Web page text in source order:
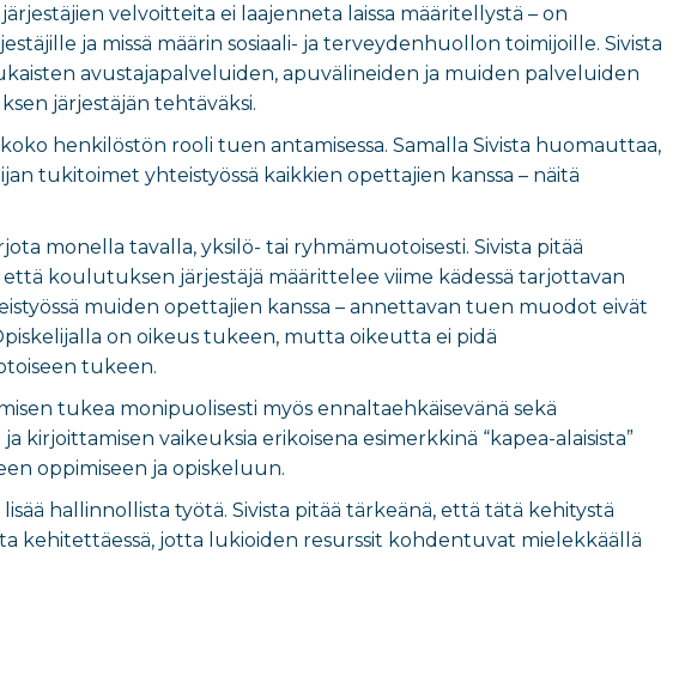
velvoitteita ei laajenneta laissa määritellystä – on
ja missä määrin sosiaali- ja terveydenhuollon toimijoille. Sivista
avustajapalveluiden, apuvälineiden ja muiden palveluiden
järjestäjän tehtäväksi.
henkilöstön rooli tuen antamisessa. Samalla Sivista huomauttaa,
tukitoimet yhteistyössä kaikkien opettajien kanssa – näitä
monella tavalla, yksilö- tai ryhmämuotoisesti. Sivista pitää
että koulutuksen järjestäjä määrittelee viime kädessä tarjottavan
muiden opettajien kanssa – annettavan tuen muodot eivät
on oikeus tukeen, mutta oikeutta ei pidä
tukeen.
tukea monipuolisesti myös ennaltaehkäisevänä sekä
kirjoittamisen vaikeuksia erikoisena esimerkkinä “kapea-alaisista”
oppimiseen ja opiskeluun.
hallinnollista työtä. Sivista pitää tärkeänä, että tätä kehitystä
kehitettäessä, jotta lukioiden resurssit kohdentuvat mielekkäällä